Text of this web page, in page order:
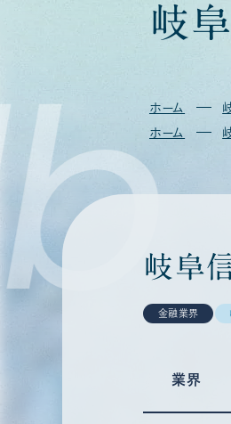
岐阜
ホーム
ホーム
岐阜
金融業界
業界